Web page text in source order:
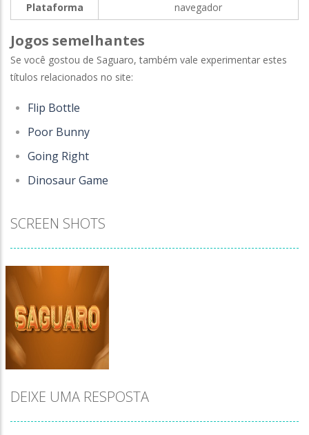
Plataforma navegador
Jogos semelhantes
Se você gostou de Saguaro, também vale experimentar estes
títulos relacionados no site:
Flip Bottle
Poor Bunny
Going Right
Dinosaur Game
SCREEN SHOTS
DEIXE UMA RESPOSTA